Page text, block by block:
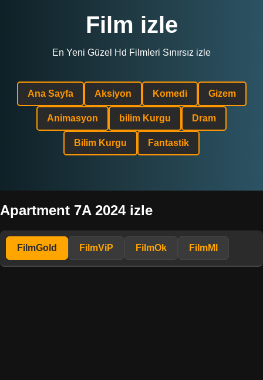
Film izle
En Yeni Güzel Hd Filmleri Sınırsız izle
Ana Sayfa Aksiyon Komedi Gizem
Animasyon bilim Kurgu Dram
Bilim Kurgu Fantastik
Apartment 7A 2024 izle
FilmGold FilmViP FilmOk FilmMl